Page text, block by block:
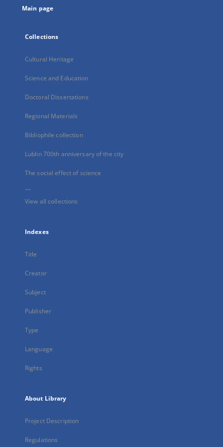
Main page
Collections
Cultural Heritage
Science and Education
Doctoral Dissertations
Regional Materials
Bibliophile collection
Lublin 700th anniversary of the city
The social effect of science
...
View all collections
Indexes
Title
Creator
Subject
Publisher
Type
Language
Rights
About Library
Project Description
Regulations